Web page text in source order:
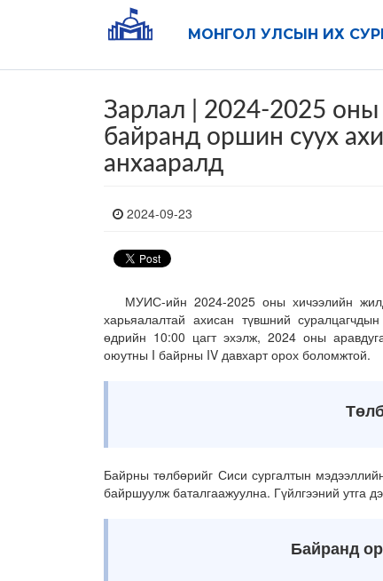
МОНГОЛ УЛСЫН ИХ
Зарлал | 2024-2025
байранд оршин суух
анхааралд
2024-09-23
МУИС-ийн 2024-2025 оны хичээлийн
харьяалалтай ахисан түвшний
өдрийн 10:00 цагт эхэлж, 2024 оны
оюутны I байрны IV давхарт орох боломжтой.
Байрны төлбөрийг Сиси сургалтын
байршуулж баталгаажуулна. Гүйлгээний утга
Байранд